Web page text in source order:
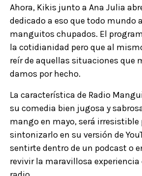
Ahora, Kikis junto a Ana Julia
dedicado a eso que todo mundo
manguitos chupados. El
la cotidianidad pero que al
reír de aquellas situaciones que
damos por hecho.
La característica de Radio
su comedia bien jugosa y
mango en mayo, será irresistible
sintonizarlo en su versión de
sentirte dentro de un podcast o
revivir la maravillosa experiencia